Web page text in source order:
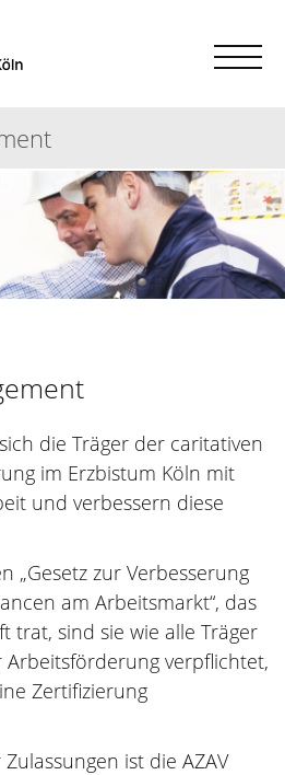
die Träger der caritativen
im Erzbistum Köln mit
und verbessern diese
„Gesetz zur Verbesserung
am Arbeitsmarkt“, das
trat, sind sie wie alle Träger
verpflichtet,
Zertifizierung
ist die AZAV